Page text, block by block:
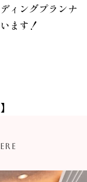
ィングプランナ
ます！